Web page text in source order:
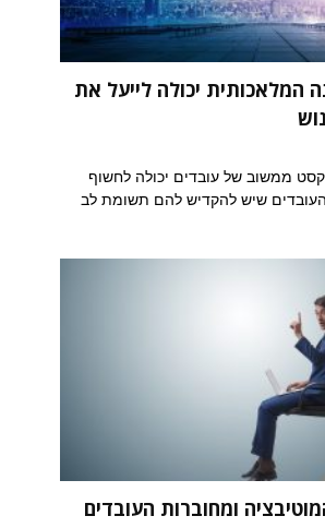
המלאכותית יכולה לייעל את
ממשוב של עובדים יכולה לחשוף
שיש להקדיש להם תשומת לב